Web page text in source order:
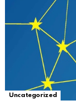
Uncategorized